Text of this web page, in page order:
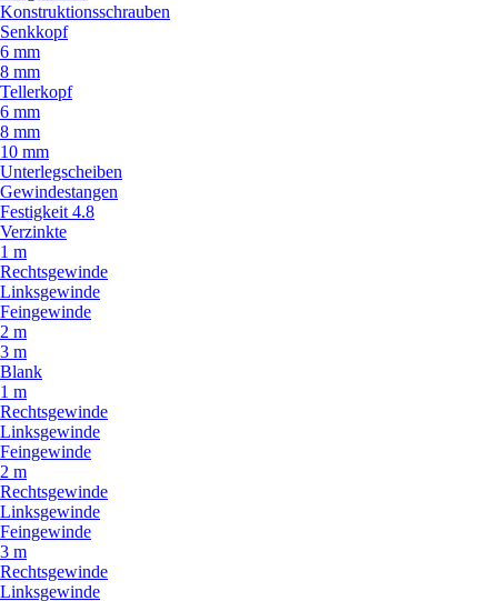
Konstruktionsschrauben
Senkkopf
6 mm
8 mm
Tellerkopf
6 mm
8 mm
10 mm
Unterlegscheiben
Gewindestangen
Festigkeit 4.8
Verzinkte
1 m
Rechtsgewinde
Linksgewinde
Feingewinde
2 m
3 m
Blank
1 m
Rechtsgewinde
Linksgewinde
Feingewinde
2 m
Rechtsgewinde
Linksgewinde
Feingewinde
3 m
Rechtsgewinde
Linksgewinde